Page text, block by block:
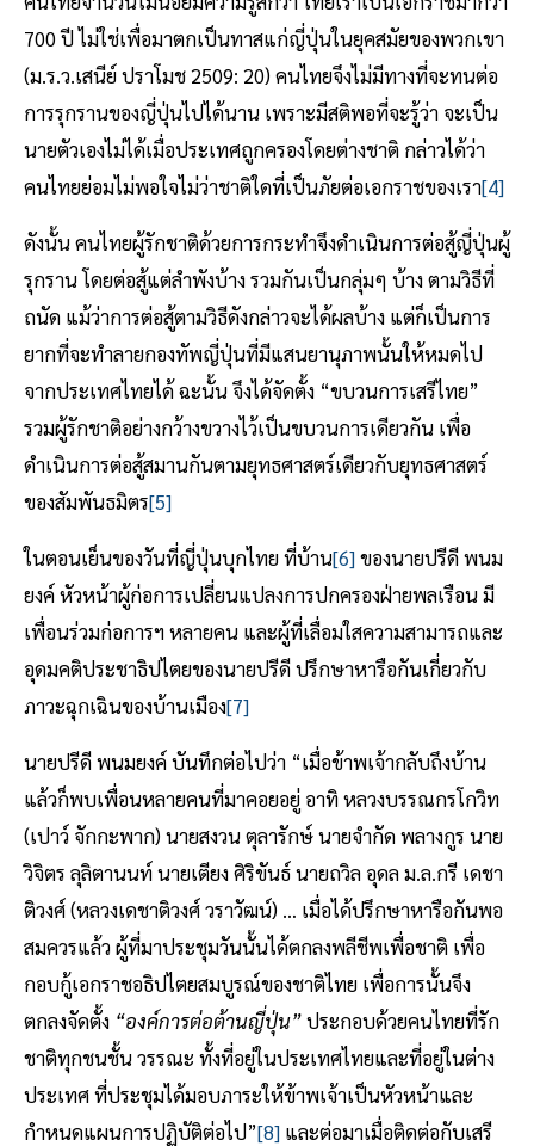
700 ปี ไม่ใช่เพื่อมาตกเป็นทาสแก่ญี่ปุ่นในยุคสมัยของพวกเขา
(ม.ร.ว.เสนีย์ ปราโมช 2509: 20) คนไทยจึงไม่มีทางที่จะทนต่อ
การรุกรานของญี่ปุ่นไปได้นาน เพราะมีสติพอที่จะรู้ว่า จะเป็น
นายตัวเองไม่ได้เมื่อประเทศถูกครองโดยต่างชาติ กล่าวได้ว่า
คนไทยย่อมไม่พอใจไม่ว่าชาติใดที่เป็นภัยต่อเอกราชของเรา[4]
ดังนั้น คนไทยผู้รักชาติด้วยการกระทำจึงดำเนินการต่อสู้ญี่ปุ่นผู้
รุกราน โดยต่อสู้แต่ลำพังบ้าง รวมกันเป็นกลุ่มๆ บ้าง ตามวิธีที่
ถนัด แม้ว่าการต่อสู้ตามวิธีดังกล่าวจะได้ผลบ้าง แต่ก็เป็นการ
ยากที่จะทำลายกองทัพญี่ปุ่นที่มีแสนยานุภาพนั้นให้หมดไป
จากประเทศไทยได้ ฉะนั้น จึงได้จัดตั้ง “ขบวนการเสรีไทย”
รวมผู้รักชาติอย่างกว้างขวางไว้เป็นขบวนการเดียวกัน เพื่อ
ดำเนินการต่อสู้สมานกันตามยุทธศาสตร์เดียวกับยุทธศาสตร์
ของสัมพันธมิตร[5]
ในตอนเย็นของวันที่ญี่ปุ่นบุกไทย ที่บ้าน[6]ของนายปรีดี พนม
ยงค์ หัวหน้าผู้ก่อการเปลี่ยนแปลงการปกครองฝ่ายพลเรือน มี
เพื่อนร่วมก่อการฯ หลายคน และผู้ที่เลื่อมใสความสามารถและ
อุดมคติประชาธิปไตยของนายปรีดี ปรึกษาหารือกันเกี่ยวกับ
ภาวะฉุกเฉินของบ้านเมือง[7]
นายปรีดี พนมยงค์ บันทึกต่อไปว่า “เมื่อข้าพเจ้ากลับถึงบ้าน
แล้วก็พบเพื่อนหลายคนที่มาคอยอยู่ อาทิ หลวงบรรณกรโกวิท
(เปาว์ จักกะพาก) นายสงวน ตุลารักษ์ นายจำกัด พลางกูร นาย
วิจิตร ลุลิตานนท์ นายเตียง ศิริขันธ์ นายถวิล อุดล ม.ล.กรี เดชา
ติวงศ์ (หลวงเดชาติวงศ์ วราวัฒน์) … เมื่อได้ปรึกษาหารือกันพอ
สมควรแล้ว ผู้ที่มาประชุมวันนั้นได้ตกลงพลีชีพเพื่อชาติ เพื่อ
กอบกู้เอกราชอธิปไตยสมบูรณ์ของชาติไทย เพื่อการนั้นจึง
ตกลงจัดตั้ง “องค์การต่อต้านญี่ปุ่น”ประกอบด้วยคนไทยที่รัก
ชาติทุกชนชั้น วรรณะ ทั้งที่อยู่ในประเทศไทยและที่อยู่ในต่าง
ประเทศ ที่ประชุมได้มอบภาระให้ข้าพเจ้าเป็นหัวหน้าและ
กำหนดแผนการปฏิบัติต่อไป”[8] และต่อมาเมื่อติดต่อกับเสรี